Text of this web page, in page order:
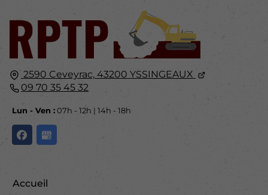
2590 Ceveyrac, 43200 YSSINGEAUX
09 70 35 45 32
Lun - Ven :07h - 12h | 14h - 18h
Accueil